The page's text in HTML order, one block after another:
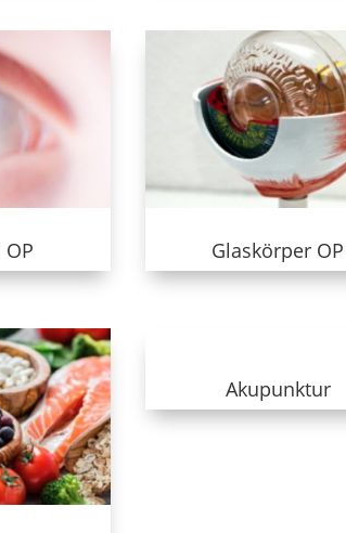
Glaskörper OP
Akupunktur